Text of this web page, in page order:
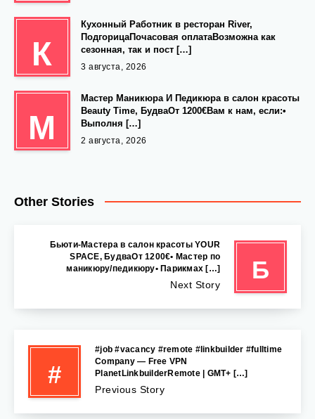
К
Кухонный Работник в ресторан River,
ПодгорицаПочасовая оплатаВозможна как
сезонная, так и пост […]
3 августа, 2026
М
Мастер Маникюра И Педикюра в салон красоты
Beauty Time, БудваОт 1200€Вам к нам, если:•
Выполня […]
2 августа, 2026
Other Stories
Б
Бьюти-Мастера в салон красоты YOUR
SPACE, БудваОт 1200€• Мастер по
маникюру/педикюру• Парикмах […]
Next Story
#
#job #vacancy #remote #linkbuilder #fulltime
Company — Free VPN
PlanetLinkbuilderRemote | GMT+ […]
Previous Story